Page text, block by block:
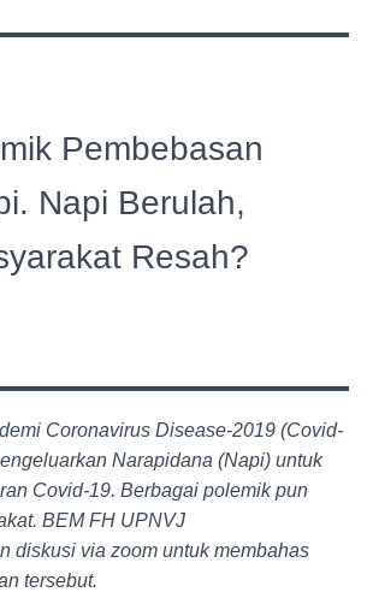
Pembebasan
Napi Berulah,
Resah?
Coronavirus Disease-2019 (Covid-
Narapidana (Napi) untuk
Covid-19. Berbagai polemik pun
BEM FH UPNVJ
diskusi via zoom untuk membahas
tersebut.